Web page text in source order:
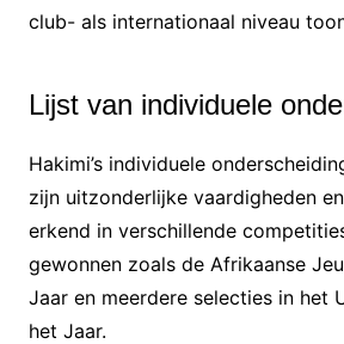
club- als internationaal niveau
Lijst van individuele
Hakimi’s individuele
zijn uitzonderlijke vaardigheden
erkend in verschillende
gewonnen zoals de Afrikaanse
Jaar en meerdere selecties in het
het Jaar.